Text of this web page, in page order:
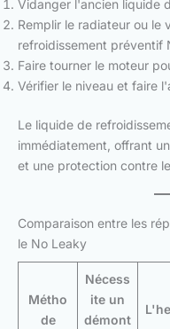
Vidanger l'ancien liquide
Remplir le radiateur ou le
refroidissement préventif
Faire tourner le moteur
Vérifier le niveau et faire
Le liquide de
immédiatement, offrant
et une protection contre
Comparaison entre les
le No Leaky
Métho
de
Nécess
ite un
démont